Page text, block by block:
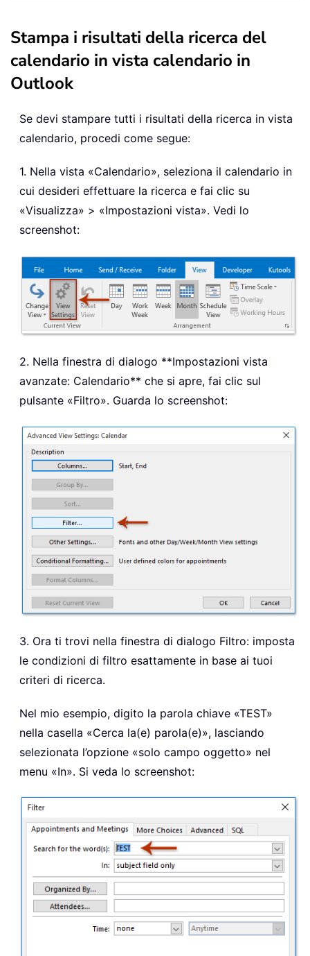
Stampa i risultati della ricerca del
calendario in vista calendario in
Outlook
Se devi stampare tutti i risultati della ricerca in vista
calendario, procedi come segue:
1. Nella vista «Calendario», seleziona il calendario in
cui desideri effettuare la ricerca e fai clic su
«Visualizza» > «Impostazioni vista». Vedi lo
screenshot:
2. Nella finestra di dialogo **Impostazioni vista
avanzate: Calendario** che si apre, fai clic sul
pulsante «Filtro». Guarda lo screenshot:
3. Ora ti trovi nella finestra di dialogo Filtro: imposta
le condizioni di filtro esattamente in base ai tuoi
criteri di ricerca.
Nel mio esempio, digito la parola chiave «TEST»
nella casella «Cerca la(e) parola(e)», lasciando
selezionata l’opzione «solo campo oggetto» nel
menu «In». Si veda lo screenshot: